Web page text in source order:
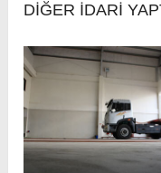
DİĞER İDARİ